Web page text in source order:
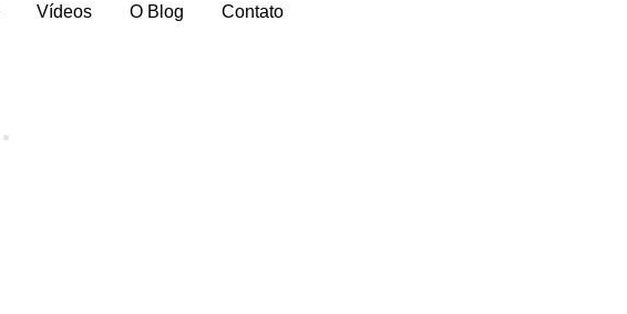
Vídeos O Blog Contato